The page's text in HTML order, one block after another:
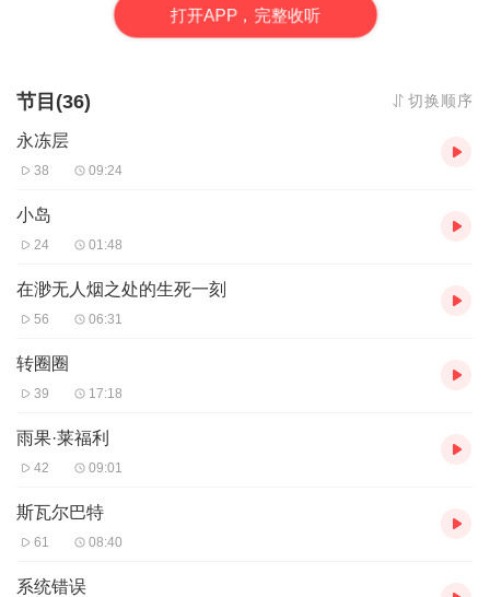
不同色彩和基调。
——希尔维亚普拉斯
一本书都将给予你一次机会，让你度过一种不同的人生，让你看看
如果当初做出了不同的决定，事情会如何发展……如果你有机会让
自己不再抱憾，你会做出不同的决定吗?”
内容简介
三十五岁的诺拉·希德决定去死。
友也离她远去……经历一连串的打击后，诺拉突然发现，她已经在
不知不觉中把自己的人生过得糟糕透顶。本就深陷抑郁的她终于被
在生与死的临界点，诺拉来到一座神秘的图书馆。这里的每一本书
都代表着诺拉生命的一种可能，诺拉的生命救赎之旅也由此开始。
在这里找到重新相信生命、继续活下去的理由？
让我们跟随诺拉的脚步，踏上这段神奇的治愈之旅。在生与死的时
作者:「英」马特海格
打开APP，完整收听
节目(36) 切换顺序
永冻层
38 09:24
小岛
24 01:48
在渺无人烟之处的生死一刻
56 06:31
转圈圈
39 17:18
雨果·莱福利
42 09:01
斯瓦尔巴特
61 08:40
系统错误